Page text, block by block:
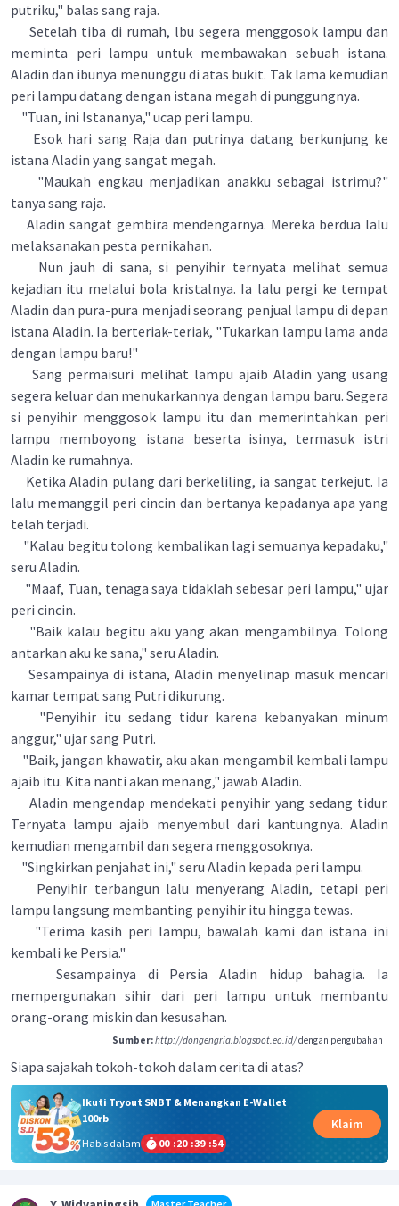
putriku," balas sang raja.
Setelah tiba di rumah, lbu segera menggosok lampu dan
meminta peri lampu untuk membawakan sebuah istana.
Aladin dan ibunya menunggu di atas bukit. Tak lama kemudian
peri lampu datang dengan istana megah di punggungnya.
"Tuan, ini lstananya," ucap peri lampu.
Esok hari sang Raja dan putrinya datang berkunjung ke
istana Aladin yang sangat megah.
"Maukah engkau menjadikan anakku sebagai istrimu?"
tanya sang raja.
Aladin sangat gembira mendengarnya. Mereka berdua lalu
melaksanakan pesta pernikahan.
Nun jauh di sana, si penyihir ternyata melihat semua
kejadian itu melalui bola kristalnya. Ia lalu pergi ke tempat
Aladin dan pura-pura menjadi seorang penjual lampu di depan
istana Aladin. Ia berteriak-teriak, "Tukarkan lampu lama anda
dengan lampu baru!"
Sang permaisuri melihat lampu ajaib Aladin yang usang
segera keluar dan menukarkannya dengan lampu baru. Segera
si penyihir menggosok lampu itu dan memerintahkan peri
lampu memboyong istana beserta isinya, termasuk istri
Aladin ke rumahnya.
Ketika Aladin pulang dari berkeliling, ia sangat terkejut. Ia
lalu memanggil peri cincin dan bertanya kepadanya apa yang
telah terjadi.
"Kalau begitu tolong kembalikan lagi semuanya kepadaku,"
seru Aladin.
"Maaf, Tuan, tenaga saya tidaklah sebesar peri lampu," ujar
peri cincin.
"Baik kalau begitu aku yang akan mengambilnya. Tolong
antarkan aku ke sana," seru Aladin.
Sesampainya di istana, Aladin menyelinap masuk mencari
kamar tempat sang Putri dikurung.
"Penyihir itu sedang tidur karena kebanyakan minum
anggur," ujar sang Putri.
"Baik, jangan khawatir, aku akan mengambil kembali lampu
ajaib itu. Kita nanti akan menang," jawab Aladin.
Aladin mengendap mendekati penyihir yang sedang tidur.
Ternyata lampu ajaib menyembul dari kantungnya. Aladin
kemudian mengambil dan segera menggosoknya.
"Singkirkan penjahat ini," seru Aladin kepada peri lampu.
Penyihir terbangun lalu menyerang Aladin, tetapi peri
lampu langsung membanting penyihir itu hingga tewas.
"Terima kasih peri lampu, bawalah kami dan istana ini
kembali ke Persia."
Sesampainya di Persia Aladin hidup bahagia. Ia
mempergunakan sihir dari peri lampu untuk membantu
orang-orang miskin dan kesusahan.
Sumber:http://dongengria.blogspot.eo.id/dengan pengubahan
Siapa sajakah tokoh-tokoh dalam cerita di atas?
Ikuti Tryout SNBT & Menangkan E-Wallet
100rb
Habis dalam
00 :20 :39 :53
Klaim